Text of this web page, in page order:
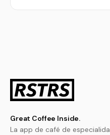
Great Coffee Inside.
La app de café de